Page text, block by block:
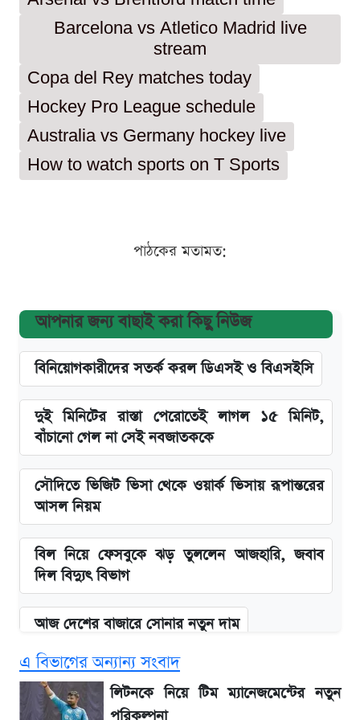
Barcelona vs Atletico Madrid live
stream
Copa del Rey matches today
Hockey Pro League schedule
Australia vs Germany hockey live
How to watch sports on T Sports
পাঠকের মতামত:
আপনার জন্য বাছাই করা কিছু নিউজ
বিনিয়োগকারীদের সতর্ক করল ডিএসই ও বিএসইসি
দুই মিনিটের রাস্তা পেরোতেই লাগল ১৫ মিনিট,
বাঁচানো গেল না সেই নবজাতককে
সৌদিতে ভিজিট ভিসা থেকে ওয়ার্ক ভিসায় রূপান্তরের
আসল নিয়ম
বিল নিয়ে ফেসবুকে ঝড় তুললেন আজহারি, জবাব
দিল বিদ্যুৎ বিভাগ
আজ দেশের বাজারে সোনার নতুন দাম
'এমবাপ্পে বাংলাদেশে'—বড় ঘোষণার পর যা জানাল
সরকার
এ বিভাগের অন্যান্য সংবাদ
লিটনকে নিয়ে টিম ম্যানেজমেন্টের নতুন